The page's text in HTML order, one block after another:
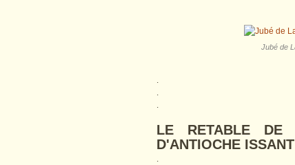
Jubé de
.
.
.
LE RETABLE DE
D'ANTIOCHE
.